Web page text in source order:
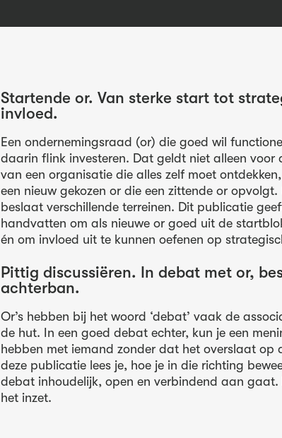
Startende or. Van sterke start tot
invloed.
Een ondernemingsraad (or) die goed wil
daarin flink investeren. Dat geldt niet alleen voor
van een organisatie die alles zelf moet
een nieuw gekozen or die een zittende or opvolgt.
beslaat verschillende terreinen. Dit publicatie
handvatten om als nieuwe or goed uit de
én om invloed uit te kunnen oefenen op
Pittig discussiëren. In debat met or,
achterban.
Or’s hebben bij het woord ‘debat’ vaak de
de hut. In een goed debat echter, kun je een
hebben met iemand zonder dat het overslaat op
deze publicatie lees je, hoe je in die richting
debat inhoudelijk, open en verbindend aan gaat.
het inzet.